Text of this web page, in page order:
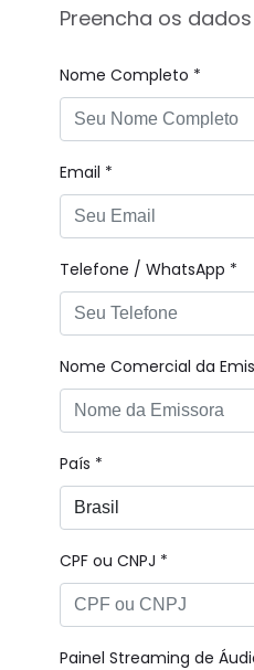
Preencha os
Nome Completo *
Email *
Telefone / WhatsApp *
Nome Comercial da
País *
CPF ou CNPJ *
Painel Streaming de